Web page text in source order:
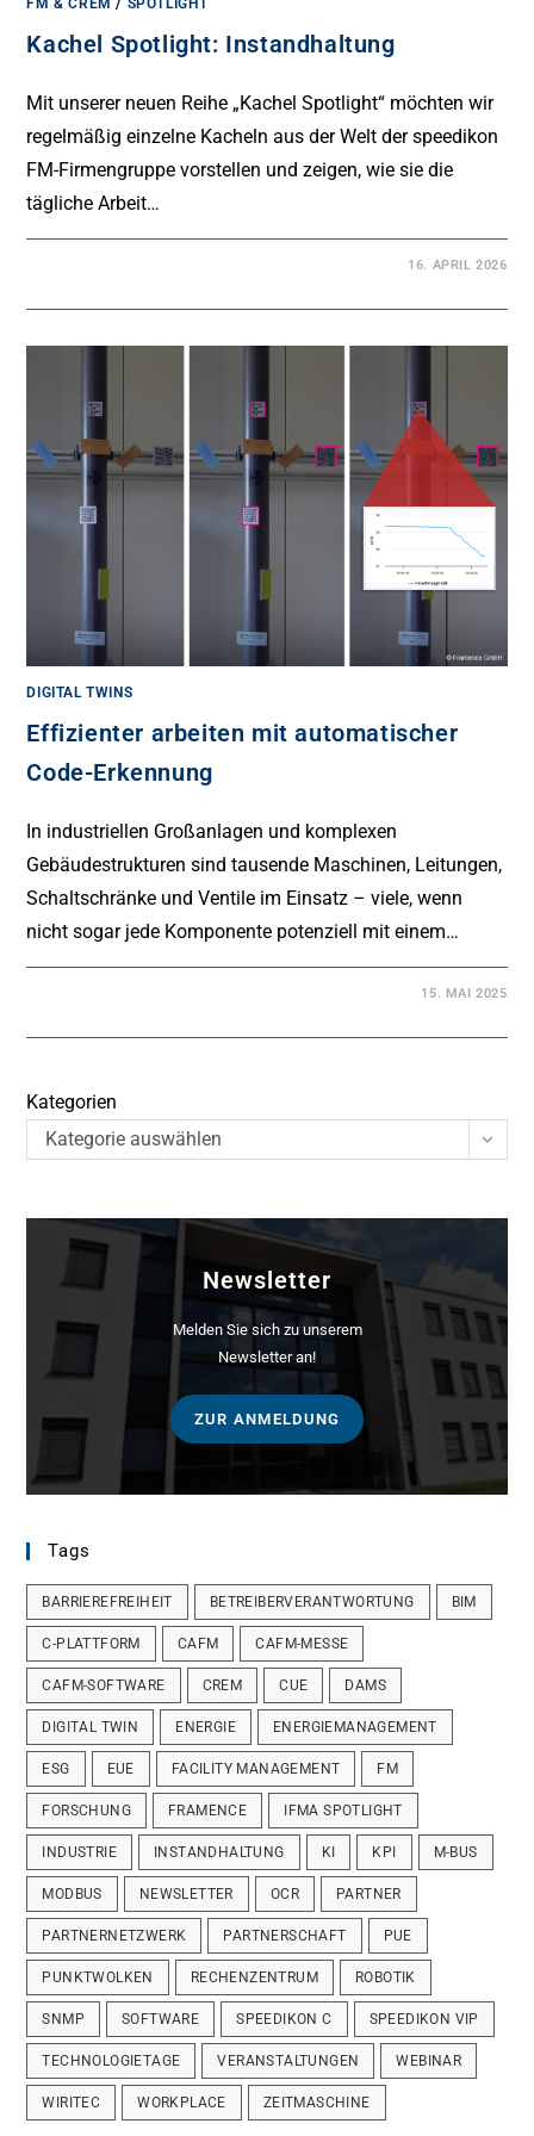
Kachel Spotlight: Instandhaltung
Mit unserer neuen Reihe „Kachel Spotlight“ möchten wir
regelmäßig einzelne Kacheln aus der Welt der speedikon
FM-Firmengruppe vorstellen und zeigen, wie sie die
tägliche Arbeit…
16. APRIL 2026
DIGITAL TWINS
Effizienter arbeiten mit automatischer
Code-Erkennung
In industriellen Großanlagen und komplexen
Gebäudestrukturen sind tausende Maschinen, Leitungen,
Schaltschränke und Ventile im Einsatz – viele, wenn
nicht sogar jede Komponente potenziell mit einem…
15. MAI 2025
Kategorien
Kategorie auswählen
Newsletter
Melden Sie sich zu unserem
Newsletter an!
ZUR ANMELDUNG
Tags
BARRIEREFREIHEIT BETREIBERVERANTWORTUNG BIM
C-PLATTFORM CAFM CAFM-MESSE
CAFM-SOFTWARE CREM CUE DAMS
DIGITAL TWIN ENERGIE ENERGIEMANAGEMENT
ESG EUE FACILITY MANAGEMENT FM
FORSCHUNG FRAMENCE IFMA SPOTLIGHT
INDUSTRIE INSTANDHALTUNG KI KPI M-BUS
MODBUS NEWSLETTER OCR PARTNER
PARTNERNETZWERK PARTNERSCHAFT PUE
PUNKTWOLKEN RECHENZENTRUM ROBOTIK
SNMP SOFTWARE SPEEDIKON C SPEEDIKON VIP
TECHNOLOGIETAGE VERANSTALTUNGEN WEBINAR
WIRITEC WORKPLACE ZEITMASCHINE